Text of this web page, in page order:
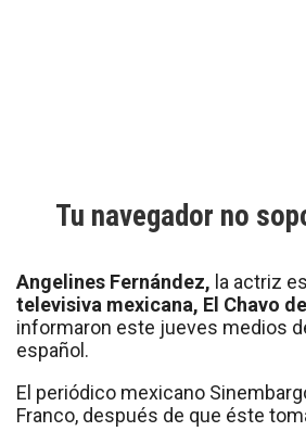
Tu navegador no
Angelines Fernández, la actriz
televisiva mexicana, El Chavo
informaron este jueves medios
español.
El periódico mexicano
Franco, después de que éste